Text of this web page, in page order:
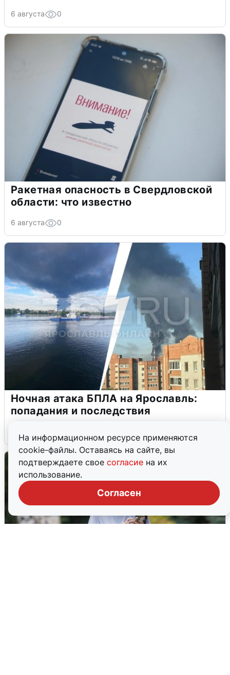
На информационном ресурсе применяются
cookie-файлы. Оставаясь на сайте, вы
подтверждаете свое согласие на их
использование.
Согласен
6 августа 0
Ракетная опасность в Свердловской
области: что известно
6 августа 0
Ночная атака БПЛА на Ярославль:
попадания и последствия